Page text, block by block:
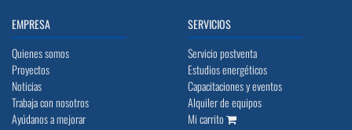
EMPRESA
Quienes somos
Proyectos
Noticias
Trabaja con nosotros
Ayúdanos a mejorar
SERVICIOS
Servicio postventa
Estudios energéticos
Capacitaciones y eventos
Alquiler de equipos
Mi carrito